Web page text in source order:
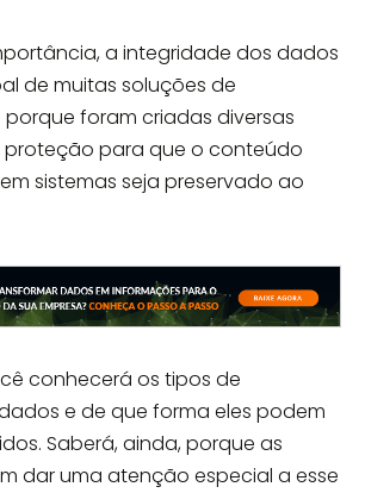
a integridade dos dados
de muitas soluções de
porque foram criadas diversas
proteção para que o conteúdo
sistemas seja preservado ao
conhecerá os tipos de
e de que forma eles podem
Saberá, ainda, porque as
dar uma atenção especial a esse